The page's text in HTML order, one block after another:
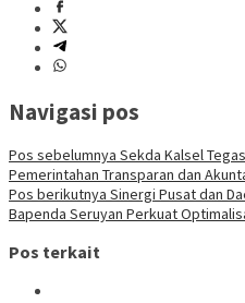
Navigasi pos
Pos sebelumnya Sekda Kalsel
Pemerintahan Transparan dan
Pos berikutnya Sinergi Pusat dan
Bapenda Seruyan Perkuat
Pos terkait